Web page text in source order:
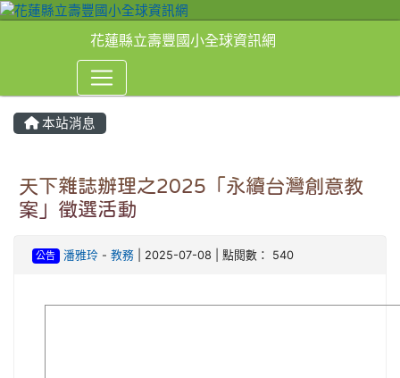
花蓮縣立壽豐國小全球資訊網
本站消息
天下雜誌辦理之2025「永續台灣創意教
案」徵選活動
公告 潘雅玲- 教務| 2025-07-08 | 點閱數： 540